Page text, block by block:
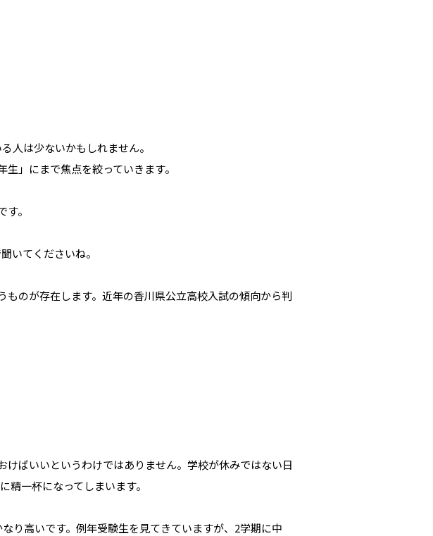
人は少ないかもしれません。
」にまで焦点を絞っていきます。
。
いてくださいね。
のが存在します。近年の香川県公立高校入試の傾向から判
ばいいというわけではありません。学校が休みではない日
精一杯になってしまいます。
り高いです。例年受験生を見てきていますが、2学期に中